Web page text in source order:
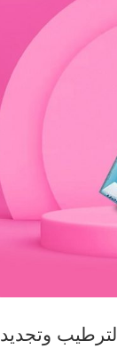
كريم بيبانثين – BEPANTHEN لترطيب وتجديد